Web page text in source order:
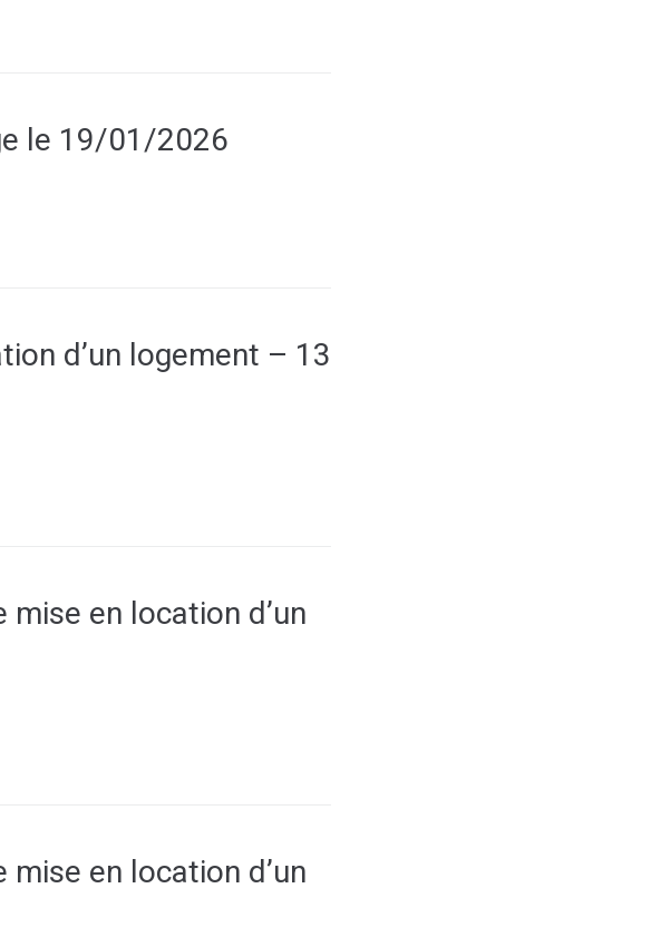
le 19/01/2026
d’un logement – 13
en location d’un
en location d’un